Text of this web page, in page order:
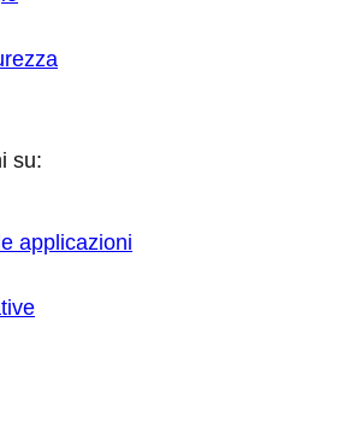
su:
applicazioni